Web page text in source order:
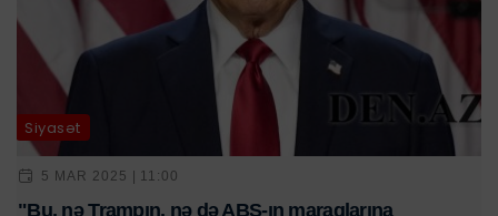
Siyasət
5 MAR 2025 | 11:00
"Bu, nə Trampın, nə də ABŞ-ın maraqlarına